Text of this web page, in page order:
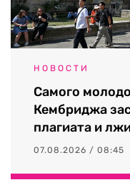
НОВОСТИ
Самого
Кембриджа
плагиата и
07.08.2026 / 08:45